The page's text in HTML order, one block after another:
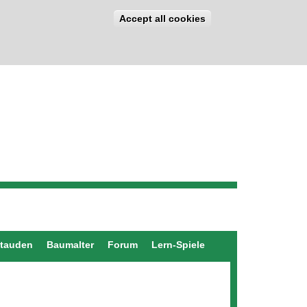
Accept all cookies
Baumalter Forum Lern-Spiele